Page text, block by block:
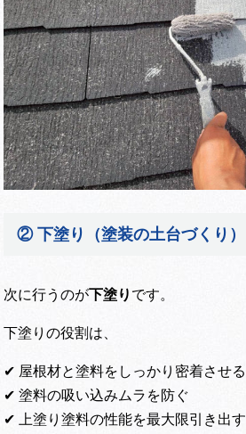
② 下塗り（塗装の土台づくり）
次に行うのが下塗り です。
下塗りの役割は、
✔ 屋根材と塗料をしっかり密着させる
✔ 塗料の吸い込みムラを防ぐ
✔ 上塗り塗料の性能を最大限引き出す